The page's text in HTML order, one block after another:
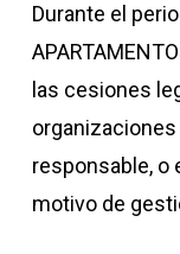
Durante el
las cesiones
responsable, o
motivo de